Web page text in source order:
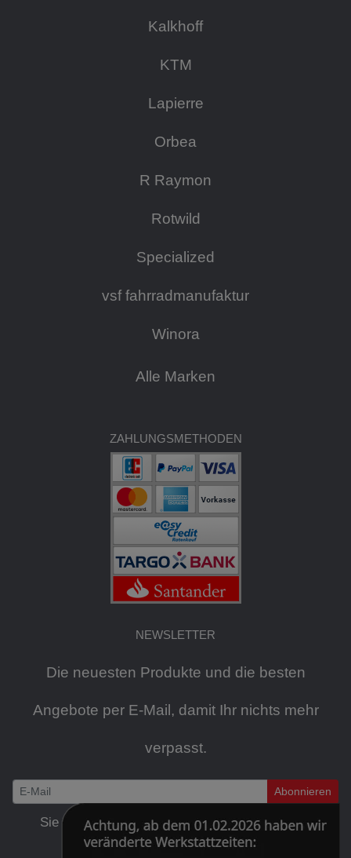
Kalkhoff
KTM
Lapierre
Orbea
R Raymon
Rotwild
Specialized
vsf fahrradmanufaktur
Winora
Alle Marken
ZAHLUNGSMETHODEN
NEWSLETTER
Die neuesten Produkte und die besten
Angebote per E-Mail, damit Ihr nichts mehr
verpasst.
Abonnieren
Sie können den Newsletter jederzeit kostenlos